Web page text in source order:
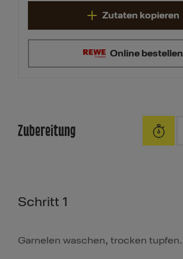
Online bestellen
Zutaten kopieren
Zubereitung
Schritt 1
Garnelen waschen, trocken tupfen.